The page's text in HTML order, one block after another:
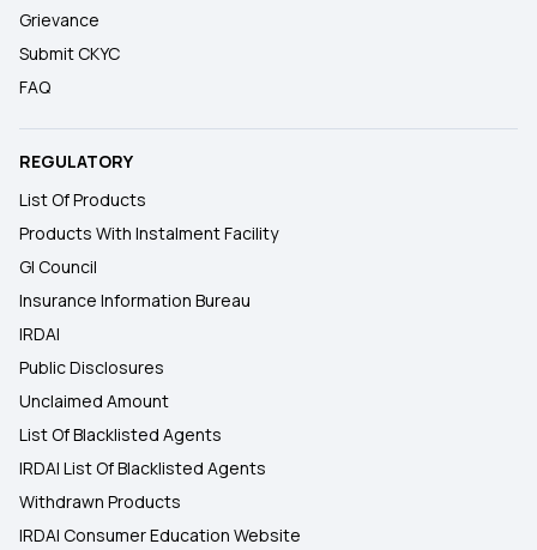
Grievance
Submit CKYC
FAQ
REGULATORY
List Of Products
Products With Instalment Facility
GI Council
Insurance Information Bureau
IRDAI
Public Disclosures
Unclaimed Amount
List Of Blacklisted Agents
IRDAI List Of Blacklisted Agents
Withdrawn Products
IRDAI Consumer Education Website